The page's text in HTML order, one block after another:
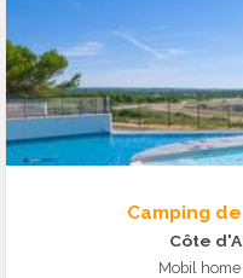
Camping
Côte
Mobil home